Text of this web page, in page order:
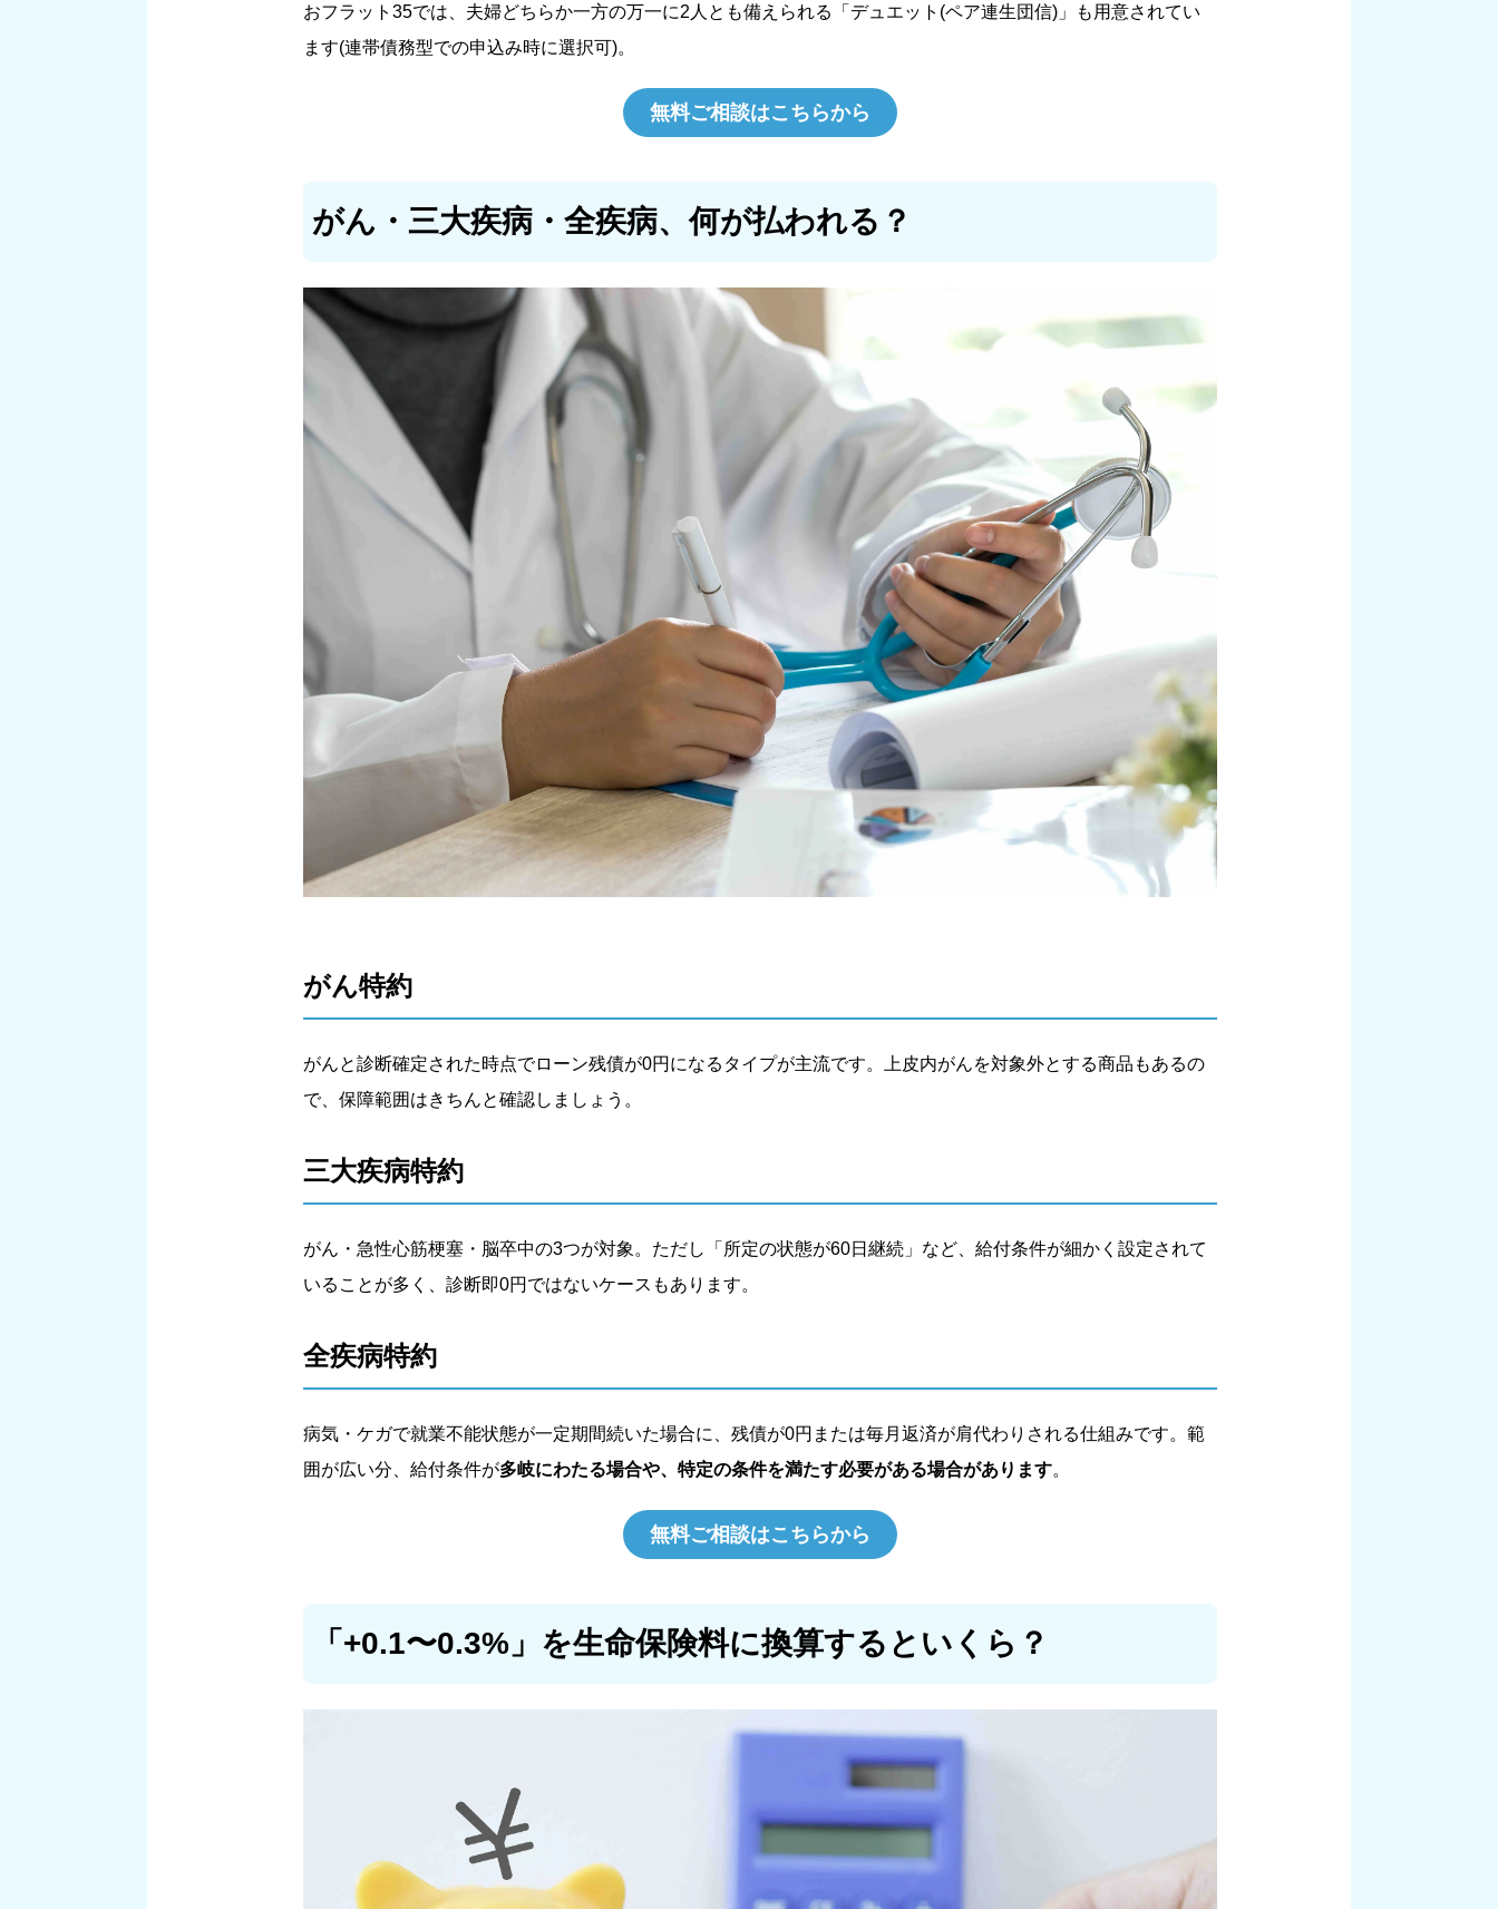
おフラット35では、夫婦どちらか一方の万一に2人とも備えられる「デュエット(ペア連生団信)」も用意されてい
ます(連帯債務型での申込み時に選択可)。
無料ご相談はこちらから
がん・三大疾病・全疾病、何が払われる？
がん特約
がんと診断確定された時点でローン残債が0円になるタイプが主流です。上皮内がんを対象外とする商品もあるの
で、保障範囲はきちんと確認しましょう。
三大疾病特約
がん・急性心筋梗塞・脳卒中の3つが対象。ただし「所定の状態が60日継続」など、給付条件が細かく設定されて
いることが多く、診断即0円ではないケースもあります。
全疾病特約
病気・ケガで就業不能状態が一定期間続いた場合に、残債が0円または毎月返済が肩代わりされる仕組みです。範
囲が広い分、給付条件が多岐にわたる場合や、特定の条件を満たす必要がある場合があります。
無料ご相談はこちらから
「+0.1〜0.3%」を生命保険料に換算するといくら？